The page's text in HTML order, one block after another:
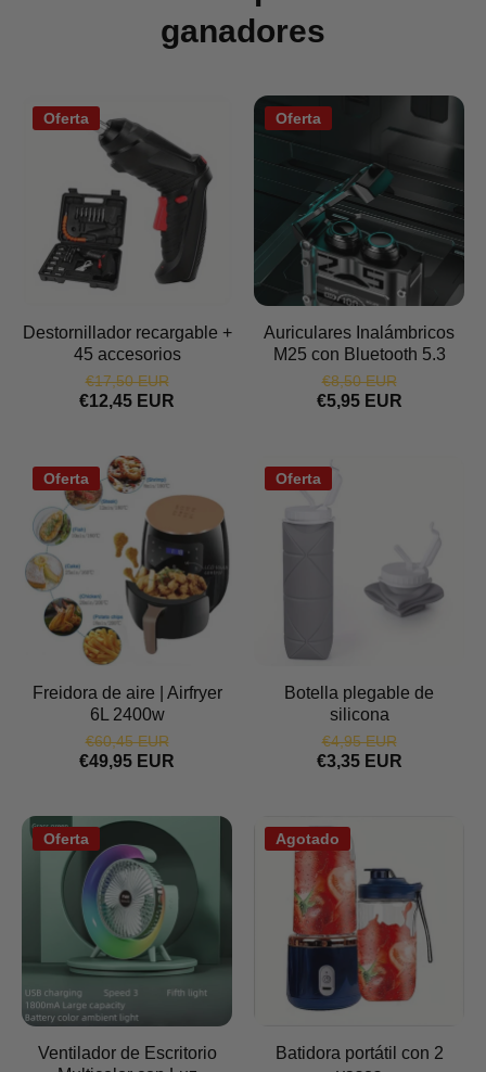
ganadores
Oferta
Destornillador recargable +
45 accesorios
€17,50 EUR
€12,45 EUR
Oferta
Auriculares Inalámbricos
M25 con Bluetooth 5.3
€8,50 EUR
€5,95 EUR
Oferta
Freidora de aire | Airfryer
6L 2400w
€60,45 EUR
€49,95 EUR
Oferta
Botella plegable de
silicona
€4,95 EUR
€3,35 EUR
Oferta
Ventilador de Escritorio
Agotado
Batidora portátil con 2